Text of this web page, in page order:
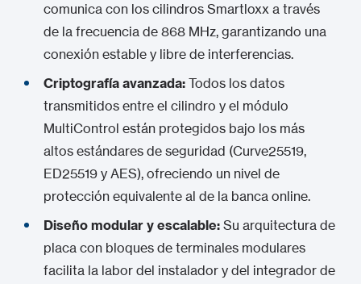
comunica con los cilindros Smartloxx a través
de la frecuencia de 868 MHz, garantizando una
conexión estable y libre de interferencias.
Criptografía avanzada: Todos los datos
transmitidos entre el cilindro y el módulo
MultiControl están protegidos bajo los más
altos estándares de seguridad (Curve25519,
ED25519 y AES), ofreciendo un nivel de
protección equivalente al de la banca online.
Diseño modular y escalable: Su arquitectura de
placa con bloques de terminales modulares
facilita la labor del instalador y del integrador de